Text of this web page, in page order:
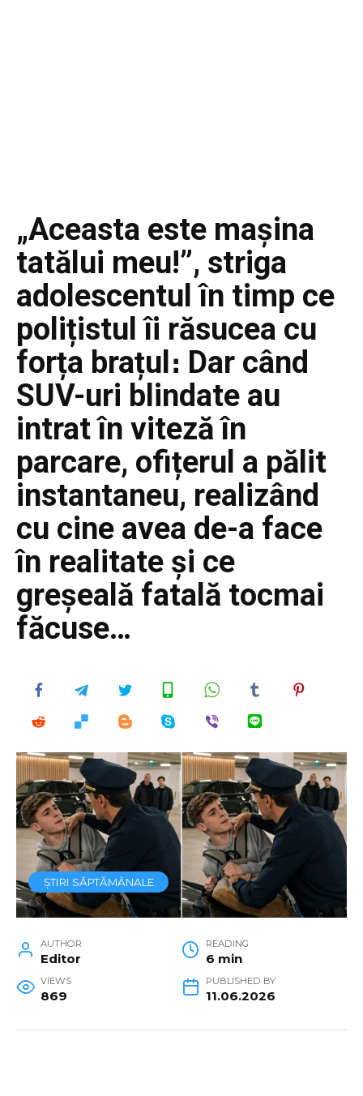
„Aceasta este mașina
tatălui meu!”, striga
adolescentul în timp ce
polițistul îi răsucea cu
forța brațul։ Dar când
SUV-uri blindate au
intrat în viteză în
parcare, ofițerul a pălit
instantaneu, realizând
cu cine avea de-a face
în realitate și ce
greșeală fatală tocmai
făcuse…
ȘTIRI SĂPTĂMÂNALE
AUTHOR
Editor
READING
6 min
VIEWS
869
PUBLISHED BY
11.06.2026